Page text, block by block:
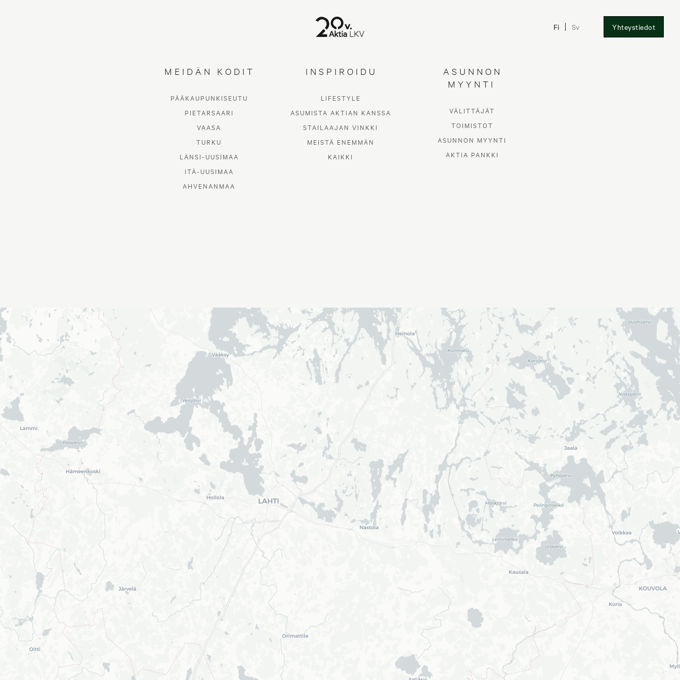
Fi Sv Yhteystiedot
MEIDÄN KODIT
PÄÄKAUPUNKISEUTU
PIETARSAARI
VAASA
TURKU
LÄNSI-UUSIMAA
ITÄ-UUSIMAA
AHVENANMAA
INSPIROIDU
LIFESTYLE
ASUMISTA AKTIAN KANSSA
STAILAAJAN VINKKI
MEISTÄ ENEMMÄN
KAIKKI
ASUNNON
MYYNTI
VÄLITTÄJÄT
TOIMISTOT
ASUNNON MYYNTI
AKTIA PANKKI